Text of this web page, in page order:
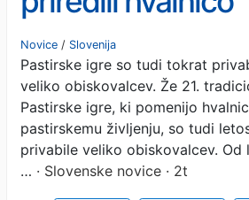
pastirskemu
oslu so pobirali
(FOTO)
Novice / Slovenija
Pastirske igre so tudi tokrat
veliko obiskovalcev. Že 21.
Pastirske igre, ki pomenijo
pastirskemu življenju, so tudi
privabile veliko obiskovalcev. Od
… · Slovenske novice · 2t